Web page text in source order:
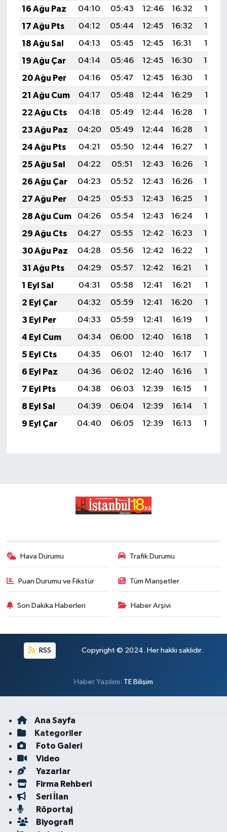
16 Ağu Paz
04:10 05:43 12:46 16:32
19:38
17 Ağu Pts
04:12 05:44 12:45 16:32
19:37
18 Ağu Sal
04:13 05:45 12:45 16:31
19:35
19 Ağu Çar
04:14 05:46 12:45 16:30
19:34
20 Ağu Per
04:16 05:47 12:45 16:30
19:33
21 Ağu Cum
04:17 05:48 12:44 16:29
19:31
22 Ağu Cts
04:18 05:49 12:44 16:28
19:30
23 Ağu Paz
04:20 05:49 12:44 16:28
19:28
24 Ağu Pts
04:21 05:50 12:44 16:27
19:27
25 Ağu Sal
04:22 05:51 12:43 16:26
19:26
26 Ağu Çar
04:23 05:52 12:43 16:26
19:24
27 Ağu Per
04:25 05:53 12:43 16:25
19:23
28 Ağu Cum
04:26 05:54 12:43 16:24
19:21
29 Ağu Cts
04:27 05:55 12:42 16:23
19:20
30 Ağu Paz
04:28 05:56 12:42 16:22
19:18
31 Ağu Pts
04:29 05:57 12:42 16:21
19:17
1 Eyl Sal
04:31 05:58 12:41 16:21
19:15
2 Eyl Çar
04:32 05:59 12:41 16:20
19:14
3 Eyl Per
04:33 05:59 12:41 16:19
19:12
4 Eyl Cum
04:34 06:00 12:40 16:18
19:10
5 Eyl Cts
04:35 06:01 12:40 16:17
19:09
6 Eyl Paz
04:36 06:02 12:40 16:16
19:07
7 Eyl Pts
04:38 06:03 12:39 16:15
19:06
8 Eyl Sal
04:39 06:04 12:39 16:14
19:04
9 Eyl Çar
04:40 06:05 12:39 16:13 19:03
Hava Durumu Trafik Durumu
Puan Durumu ve Fikstür Tüm Manşetler
Son Dakika Haberleri Haber Arşivi
RSS Copyright © 2024. Her hakkı saklıdır.
Haber Yazılımı: TE Bilişim
Ana Sayfa
Kategoriler
Foto Galeri
Video
Yazarlar
Firma Rehberi
Seri İlan
Röportaj
Biyografi